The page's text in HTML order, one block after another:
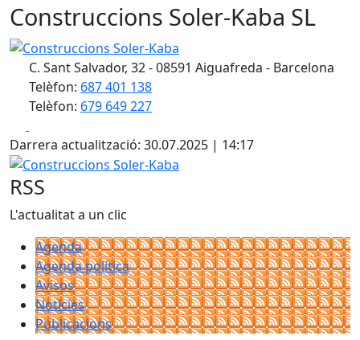
Construccions Soler-Kaba SL
Construccions Soler-Kaba
C. Sant Salvador, 32 - 08591 Aiguafreda - Barcelona
Telèfon: 687 401 138
Telèfon: 679 649 227
Darrera actualització: 30.07.2025 | 14:17
Construccions Soler-Kaba
RSS
L'actualitat a un clic
Agenda
Agenda política
Avisos
Notícies
Publicacions